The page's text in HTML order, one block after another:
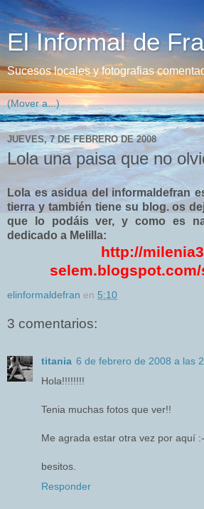
El Informal de
Sucesos locales y fotografias
JUEVES, 7 DE FEBRERO DE 2008
Lola una paisa que no
Lola es asidua del informaldefran
tierra y también tiene su blog. os
que lo podáis ver, y como es
dedicado a Melilla:
http://
elinformaldefran en 5:10
3 comentarios:
titania 6 de febrero de 2008 a las
Hola!!!!!!!!
Tenia muchas fotos que ver!!
Me agrada estar otra vez por aquí
besitos.
Responder